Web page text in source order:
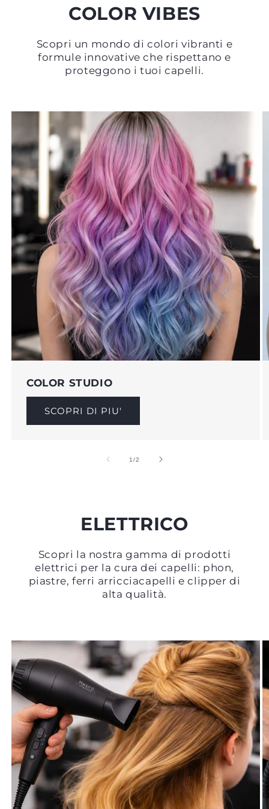
COLOR VIBES
Scopri un mondo di colori vibranti e
formule innovative che rispettano e
proteggono i tuoi capelli.
COLOR STUDIO
SCOPRI DI PIU'
1/su
2
ELETTRICO
Scopri la nostra gamma di prodotti
elettrici per la cura dei capelli: phon,
piastre, ferri arricciacapelli e clipper di
alta qualità.